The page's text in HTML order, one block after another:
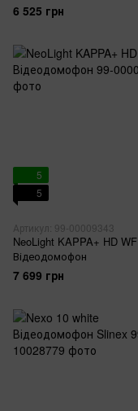
6 525 грн
5
5
Артикул: 99-00009343
NeoLight KAPPA+ HD WF
Відеодомофон
7 699 грн